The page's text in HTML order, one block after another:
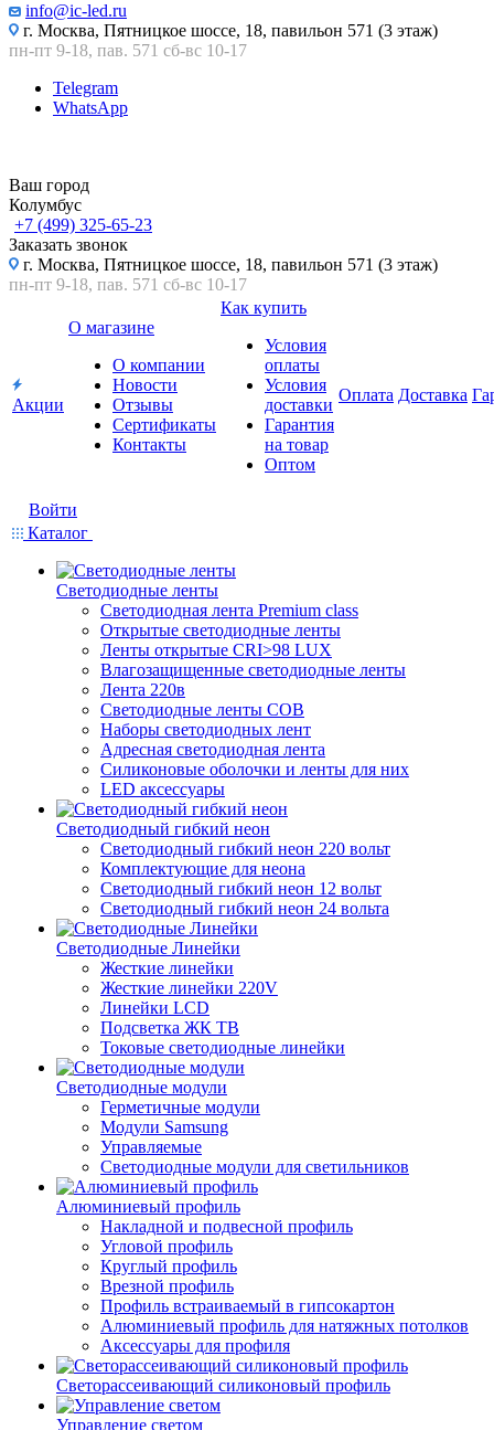
info@ic-led.ru
г. Москва, Пятницкое шоссе, 18, павильон 571 (3 этаж)
пн-пт 9-18, пав. 571 сб-вс 10-17
Telegram
WhatsApp
Ваш город
Колумбус
+7 (499) 325-65-23
Заказать звонок
г. Москва, Пятницкое шоссе, 18, павильон 571 (3 этаж)
пн-пт 9-18, пав. 571 сб-вс 10-17
Акции
О магазине
О компании
Новости
Отзывы
Сертификаты
Контакты
Как купить
Условия
оплаты
Условия
доставки
Гарантия
на товар
Оптом
Оплата Доставка
Войти
Каталог
Светодиодные ленты
Светодиодная лента Premium class
Открытые светодиодные ленты
Ленты открытые CRI>98 LUX
Влагозащищенные светодиодные ленты
Лента 220в
Светодиодные ленты COB
Наборы светодиодных лент
Адресная светодиодная лента
Силиконовые оболочки и ленты для них
LED аксессуары
Светодиодный гибкий неон
Светодиодный гибкий неон 220 вольт
Комплектующие для неона
Светодиодный гибкий неон 12 вольт
Светодиодный гибкий неон 24 вольта
Светодиодные Линейки
Жесткие линейки
Жесткие линейки 220V
Линейки LCD
Подсветка ЖК ТВ
Токовые светодиодные линейки
Светодиодные модули
Герметичные модули
Модули Samsung
Управляемые
Светодиодные модули для светильников
Алюминиевый профиль
Накладной и подвесной профиль
Угловой профиль
Круглый профиль
Врезной профиль
Профиль встраиваемый в гипсокартон
Алюминиевый профиль для натяжных потолков
Аксессуары для профиля
Светорассеивающий силиконовый профиль
Управление светом